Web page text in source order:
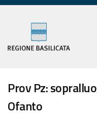
Prov Pz:
Ofanto